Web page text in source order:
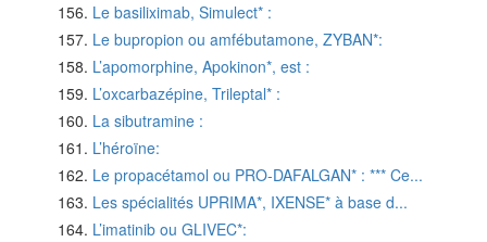
Le basiliximab, Simulect* :
Le bupropion ou amfébutamone, ZYBAN*:
L’apomorphine, Apokinon*, est :
L’oxcarbazépine, Trileptal* :
La sibutramine :
L’héroïne:
Le propacétamol ou PRO-DAFALGAN* : *** Ce...
Les spécialités UPRIMA*, IXENSE* à base d...
L’imatinib ou GLIVEC*: